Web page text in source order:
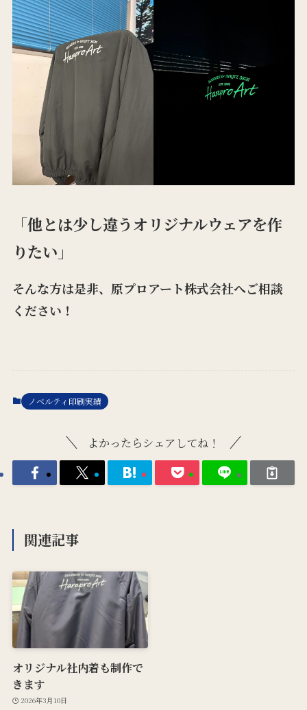
「他とは少し違うオリジナルウェアを作
りたい」
そんな方は是非、原プロアート株式会社へご相談
ください！
ノベルティ印刷実績
よかったらシェアしてね！
関連記事
オリジナル社内着も制作で
きます
2026年3月10日